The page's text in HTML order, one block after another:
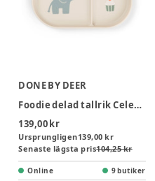
DONE BY DEER
Foodie delad tallrik Celebration Sand
139,00 kr
Ursprungligen139,00 kr
Senaste lägsta pris104,25 kr
Online 9 butiker